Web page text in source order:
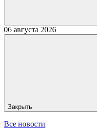
06 августа 2026
Закрыть
Все новости